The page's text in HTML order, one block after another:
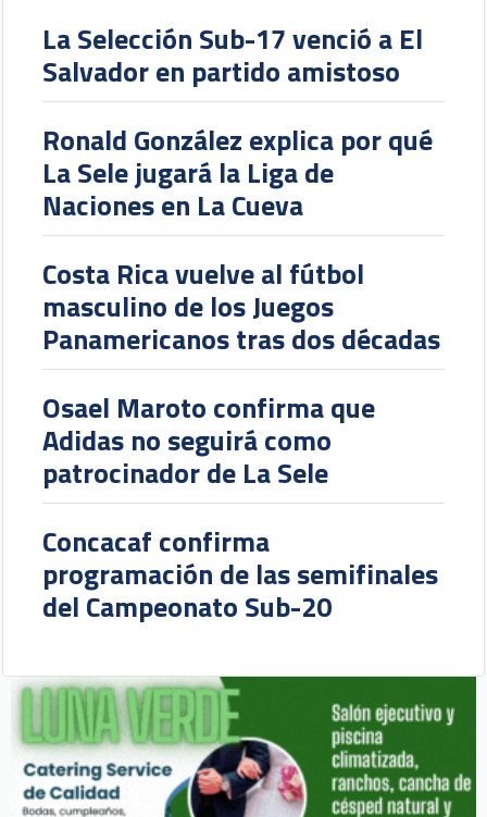
La Selección Sub-17 venció a El
Salvador en partido amistoso
Ronald González explica por qué
La Sele jugará la Liga de
Naciones en La Cueva
Costa Rica vuelve al fútbol
masculino de los Juegos
Panamericanos tras dos décadas
Osael Maroto confirma que
Adidas no seguirá como
patrocinador de La Sele
Concacaf confirma
programación de las semifinales
del Campeonato Sub-20